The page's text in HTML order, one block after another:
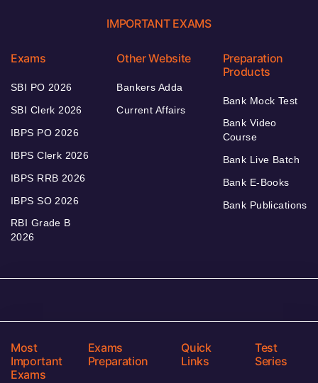
IMPORTANT EXAMS
Exams
SBI PO 2026
SBI Clerk 2026
IBPS PO 2026
IBPS Clerk 2026
IBPS RRB 2026
IBPS SO 2026
RBI Grade B
2026
Other Website
Bankers Adda
Current Affairs
Preparation
Products
Bank Mock Test
Bank Video
Course
Bank Live Batch
Bank E-Books
Bank Publications
Most
Important
Exams
Exams
Preparation
Quick
Links
Test
Series